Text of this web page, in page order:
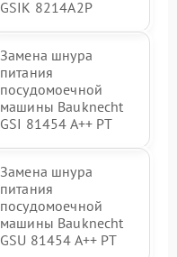
GSIK 8214A2P
Замена шнура
питания
посудомоечной
машины Bauknecht
GSI 81454 A++ PT
Замена шнура
питания
посудомоечной
машины Bauknecht
GSU 81454 A++ PT